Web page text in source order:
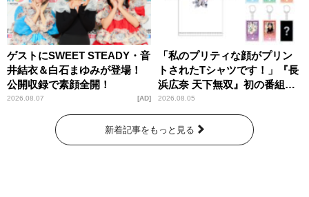
ゲストにSWEET STEADY・音
井結衣＆白石まゆみが登場！
公開収録で素顔全開！
2026.08.07 AD
「私のプリティな顔がプリン
トされたTシャツです！」『長
浜広奈 天下無双』初の番組グ
ッズ発売
2026.08.05
新着記事をもっと見る